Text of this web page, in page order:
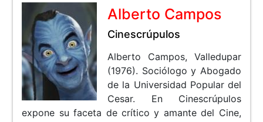
Alberto Campos
Cinescrúpulos
Alberto Campos, Valledupar
(1976). Sociólogo y Abogado
de la Universidad Popular del
Cesar. En Cinescrúpulos
expone su faceta de crítico y amante del Cine,